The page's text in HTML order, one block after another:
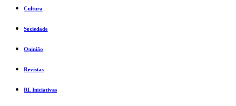
Cultura
Sociedade
Opinião
Revistas
RL Iniciativas